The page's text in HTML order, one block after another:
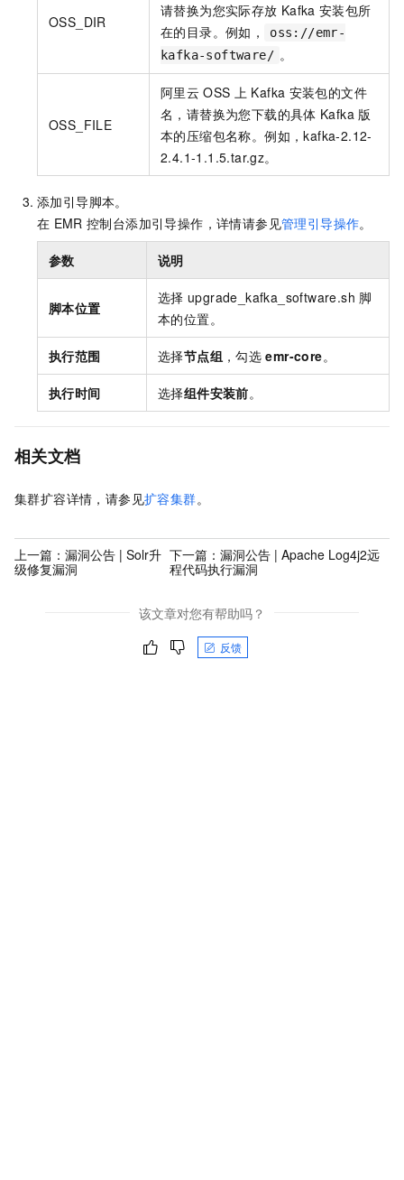
OSS_DIR
请替换为您实际存放 Kafka 安装包所
在的目录。例如，
oss://emr-
kafka-software/ 。
OSS_FILE
阿里云 OSS 上 Kafka 安装包的文件
名，请替换为您下载的具体 Kafka 版
本的压缩包名称。例如，kafka-2.12-
2.4.1-1.1.5.tar.gz。
添加引导脚本。
在 EMR 控制台添加引导操作，详情请参见管理引导操作。
参数 说明
脚本位置
选择 upgrade_kafka_software.sh 脚
本的位置。
执行范围 选择节点组 ，勾选 emr-core。
执行时间 选择组件安装前。
相关文档
集群扩容详情，请参见扩容集群。
上一篇： 漏洞公告 | Solr升
级修复漏洞
下一篇： 漏洞公告 | Apache Log4j2远
程代码执行漏洞
该文章对您有帮助吗？
反馈